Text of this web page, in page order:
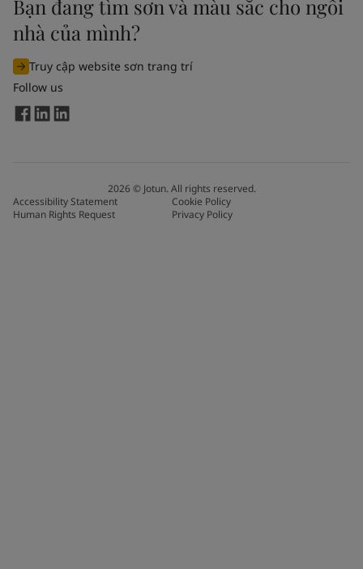
Bạn đang tìm sơn và màu sắc cho ngôi
nhà của mình?
Truy cập website sơn trang trí
Follow us
2026© Jotun. All rights reserved.
Accessibility Statement
Cookie Policy
Human Rights Request
Privacy Policy